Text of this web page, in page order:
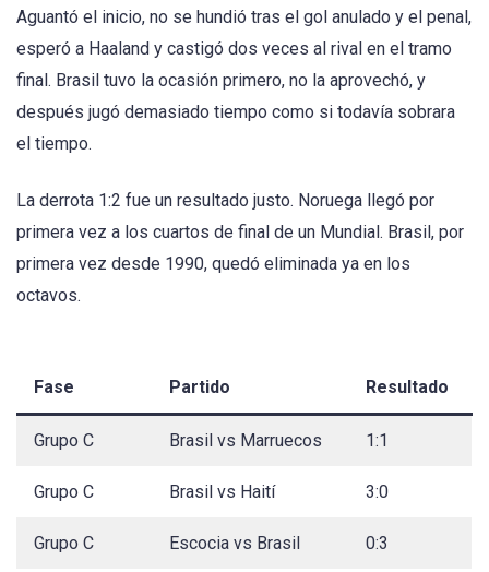
Aguantó el inicio, no se hundió tras el gol anulado y el penal,
esperó a Haaland y castigó dos veces al rival en el tramo
final. Brasil tuvo la ocasión primero, no la aprovechó, y
después jugó demasiado tiempo como si todavía sobrara
el tiempo.
La derrota 1:2 fue un resultado justo. Noruega llegó por
primera vez a los cuartos de final de un Mundial. Brasil, por
primera vez desde 1990, quedó eliminada ya en los
octavos.
Fase Partido Resultado
Grupo C Brasil vs Marruecos 1:1
Grupo C Brasil vs Haití 3:0
Grupo C Escocia vs Brasil 0:3